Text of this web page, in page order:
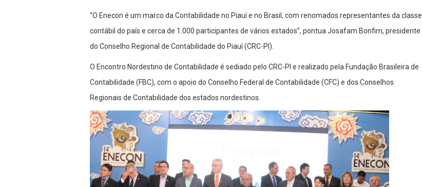
“O Enecon é um marco da Contabilidade no Piauí e no Brasil, com renomados representantes da classe
contábil do país e cerca de 1.000 participantes de vários estados”, pontua Josafam Bonfim, presidente
do Conselho Regional de Contabilidade do Piauí (CRC-PI).
O Encontro Nordestino de Contabilidade é sediado pelo CRC-PI e realizado pela Fundação Brasileira de
Contabilidade (FBC), com o apoio do Conselho Federal de Contabilidade (CFC) e dos Conselhos
Regionais de Contabilidade dos estados nordestinos.